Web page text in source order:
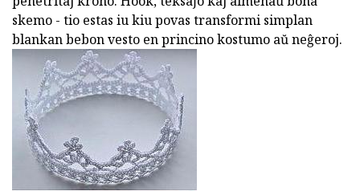
skemo - tio estas iu kiu povas transformi simplan
blankan bebon vesto en princino kostumo aŭ neĝeroj.